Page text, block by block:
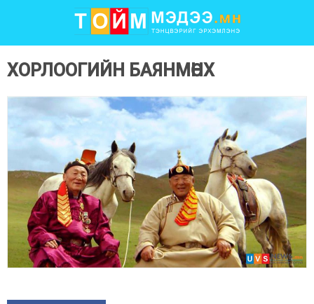
ХОРЛООГИЙН БАЯНМӨНХ